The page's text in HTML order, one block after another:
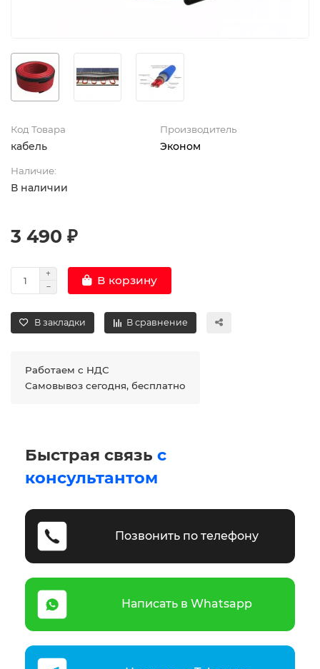
Код Товара
кабель
Производитель
Эконом
Наличие:
В наличии
3 490 ₽
В корзину
В закладки В сравнение
Работаем с НДС
Самовывоз сегодня, бесплатно
Быстрая связь с
консультантом
Позвонить по телефону
Написать в Whatsapp